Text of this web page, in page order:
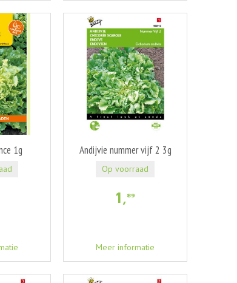
1g Andijvie nummer vijf 2 3g
1,89
Meer informatie
Op voorraad